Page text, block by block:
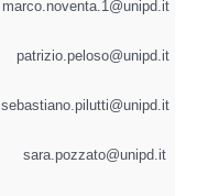
marco.noventa.1@unipd.it
patrizio.peloso@unipd.it
sebastiano.pilutti@unipd.it
sara.pozzato@unipd.it